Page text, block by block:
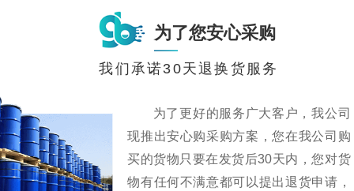
为了您安心采购
我们承诺30天退换货服务
为了更好的服务广大客户，我公司
现推出安心购采购方案，您在我公司购
买的货物只要在发货后30天内，您对货
物有任何不满意都可以提出退货申请，